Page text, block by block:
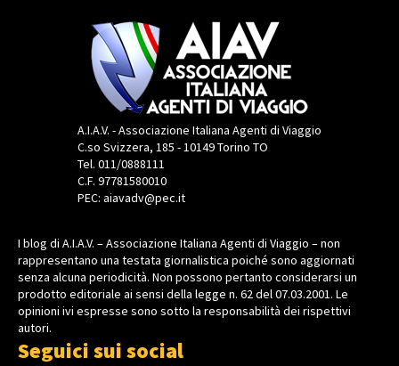
A.I.A.V. - Associazione Italiana Agenti di Viaggio
C.so Svizzera, 185 - 10149 Torino TO
Tel. 011/0888111
C.F. 97781580010
PEC: aiavadv@pec.it
I blog di A.I.A.V. – Associazione Italiana Agenti di Viaggio – non
rappresentano una testata giornalistica poiché sono aggiornati
senza alcuna periodicità. Non possono pertanto considerarsi un
prodotto editoriale ai sensi della legge n. 62 del 07.03.2001. Le
opinioni ivi espresse sono sotto la responsabilità dei rispettivi
autori.
Seguici sui social